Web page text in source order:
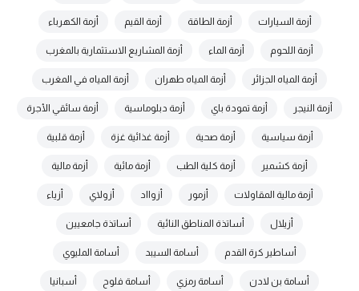
أزمة السيارات أزمة الطاقة أزمة القيم أزمة الكهرباء
أزمة اللحوم أزمة الماء أزمة المشاريع الاستثمارية بالمغرب
أزمة المياه الجزائر أزمة المياه طهران أزمة المياه في المغرب
أزمة النيجر أزمة تمودة باي أزمة دبلوماسية أزمة سائقي الأجرة
أزمة سياسية أزمة صحية أزمة غذائية غزة أزمة قلبية
أزمة كشمير أزمة كلية الطب أزمة مائية أزمة مالية
أزمة مالية المقاولات أزمور أزوااد أزولاي أزياء
أزيلال أساتذة المناطق النائية أساتذة جامعيين
أساطير كرة القدم أسامة السيبد أسامة المليوي
أسامة بن لادن أسامة رمزي أسامة فلوح أسبانيا